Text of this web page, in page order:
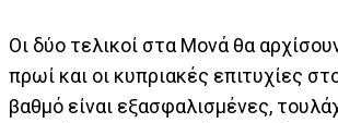
Οι δύο τελικοί στα Μονά θα
πρωί και οι κυπριακές επιτυχίες
βαθμό είναι εξασφαλισμένες,